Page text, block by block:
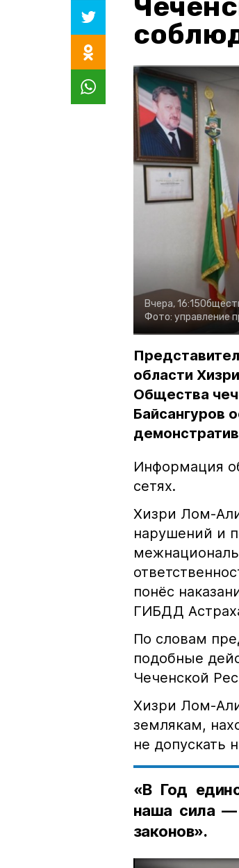
Вчера, 16:15
Фото: управление
области
Общества
Байсангуров
Информация
сетях.
Хизри Лом-
нарушений и
понёс
ГИБДД
По словам
подобные
Чеченской
Хизри Лом-
землякам,
не допускать
«В Год
наша сила —
законов».